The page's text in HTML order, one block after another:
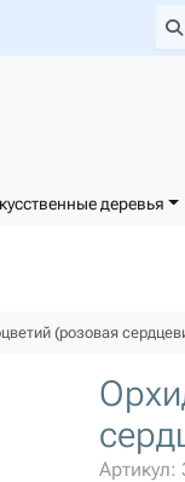
деревья
(розовая
Артикул: